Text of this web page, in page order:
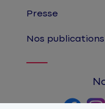
Presse
Nos publications